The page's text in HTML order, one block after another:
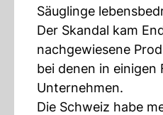
Säuglinge
Der Skandal kam
nachgewiesene
bei denen in
Unternehmen.
Die Schweiz habe